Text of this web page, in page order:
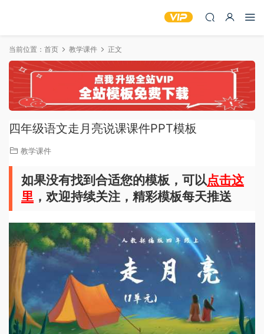
当前位置： 首页 教学课件 正文
四年级语文走月亮说课课件PPT模板
教学课件
如果没有找到合适您的模板，可以点击这
里 ，欢迎持续关注，精彩模板每天推送